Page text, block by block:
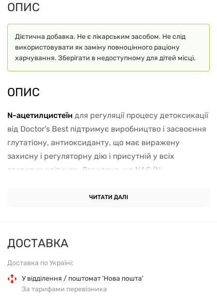
ДОСТАВКА
Доставка по Україні:
У відділення / поштомат 'Нова пошта'
За тарифами перевізника
ОПИС
Дієтична добавка. Не є лікарським засобом. Не слід
використовувати як заміну повноцінного раціону
харчування. Зберігати в недоступному для дітей місці.
ОПИС
N-ацетилцистеїн для регуляції процесу детоксикації
від Doctor's Best підтримує виробництво і засвоєння
глутатіону, антиоксиданту, що має виражену
захисну і регуляторну дію і присутній у всіх
здорових клітинах. Доведено, що NAC (N-
глутатіону. Селен і молібден відіграють важливу
фундаментальні життєві процеси:
Сприяє підвищенню вироблення глутатіону в
клітинах мозку, печінки та інших органах.
ЧИТАТИ ДАЛІ